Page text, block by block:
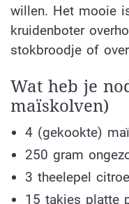
willen. Het mooie
kruidenboter
stokbroodje of
Wat heb je
maïskolven)
4 (gekookte)
250 gram
3 theelepel
15 takjes platte